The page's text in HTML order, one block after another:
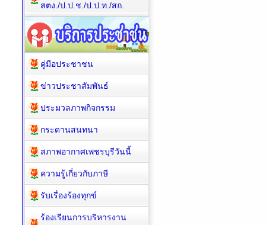
สตง./ป.ป.ช./ป.ป.ท./สถ.
คู่มือประชาชน
ข่าวประชาสัมพันธ์
ประมวลภาพกิจกรรม
กระดานสนทนา
สภาพอากาศเพชรบุรีวันนี้
ความรู้เกี่ยวกับภาษี
รับเรื่องร้องทุกข์
ร้องเรียนการบริหารงาน